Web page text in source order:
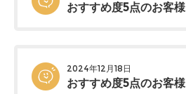
おすすめ度5点のお客様
2024年12月18日
おすすめ度5点のお客様